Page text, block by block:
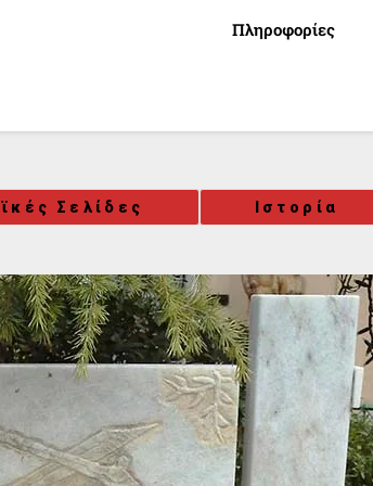
Πληροφορίες
Σελίδες Ιστορία